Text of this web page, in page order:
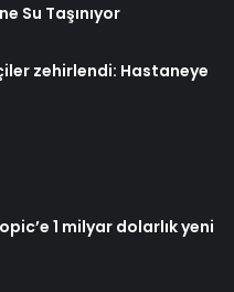
Su Taşınıyor
zehirlendi: Hastaneye
1 milyar dolarlık yeni